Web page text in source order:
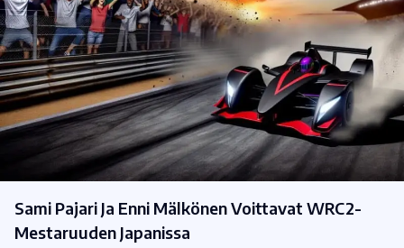
Sami Pajari Ja Enni Mälkönen Voittavat WRC2-
Mestaruuden Japanissa